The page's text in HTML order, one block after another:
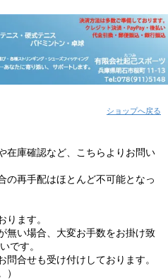
ショップへ戻る
在庫確認など、こちらよりお問い
の再手配はほとんど不可能となっ
ります。
無い場合、大変お手数をお掛け致
です。
問合せも受け付けしております。
）